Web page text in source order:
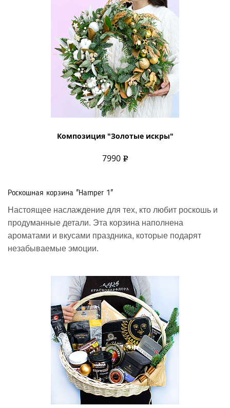
Композиция "Золотые искры"
7990
Роскошная корзина "Hamper 1"
Настоящее наслаждение для тех, кто любит роскошь и
продуманные детали. Эта корзина наполнена
ароматами и вкусами праздника, которые подарят
незабываемые эмоции.